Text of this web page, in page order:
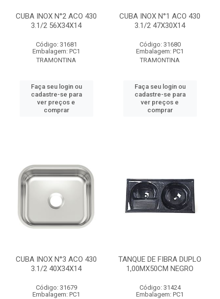
CUBA INOX N°2 ACO 430
3.1/2 56X34X14
Código: 31681
Embalagem: PC1
TRAMONTINA
Faça seu login ou
cadastre-se para
ver preços e
comprar
CUBA INOX N°1 ACO 430
3.1/2 47X30X14
Código: 31680
Embalagem: PC1
TRAMONTINA
Faça seu login ou
cadastre-se para
ver preços e
comprar
CUBA INOX N°3 ACO 430
3.1/2 40X34X14
Código: 31679
Embalagem: PC1
TANQUE DE FIBRA DUPLO
1,00MX50CM NEGRO
Código: 31424
Embalagem: PC1